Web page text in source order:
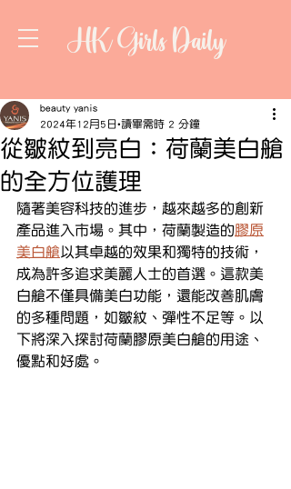
HK Girls Daily
從皺紋到亮白：荷蘭美白艙
的全方位護理
beauty yanis
2024年12月5日 讀畢需時 2 分鐘
隨著美容科技的進步，越來越多的創新
產品進入市場。其中，荷蘭製造的膠原
美白艙 以其卓越的效果和獨特的技術，
成為許多追求美麗人士的首選。這款美
白艙不僅具備美白功能，還能改善肌膚
的多種問題，如皺紋、彈性不足等。以
下將深入探討荷蘭膠原美白艙的用途、
優點和好處。